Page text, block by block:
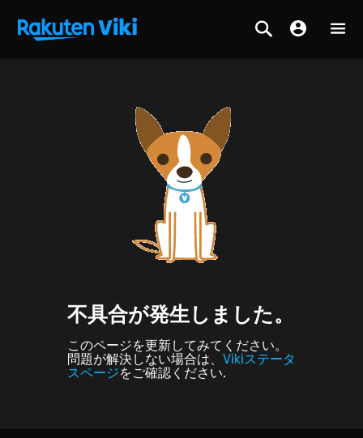
不具合が発生しました。
このページを更新してみてください。
問題が解決しない場合は、 Vikiステータ
スページをご確認ください.